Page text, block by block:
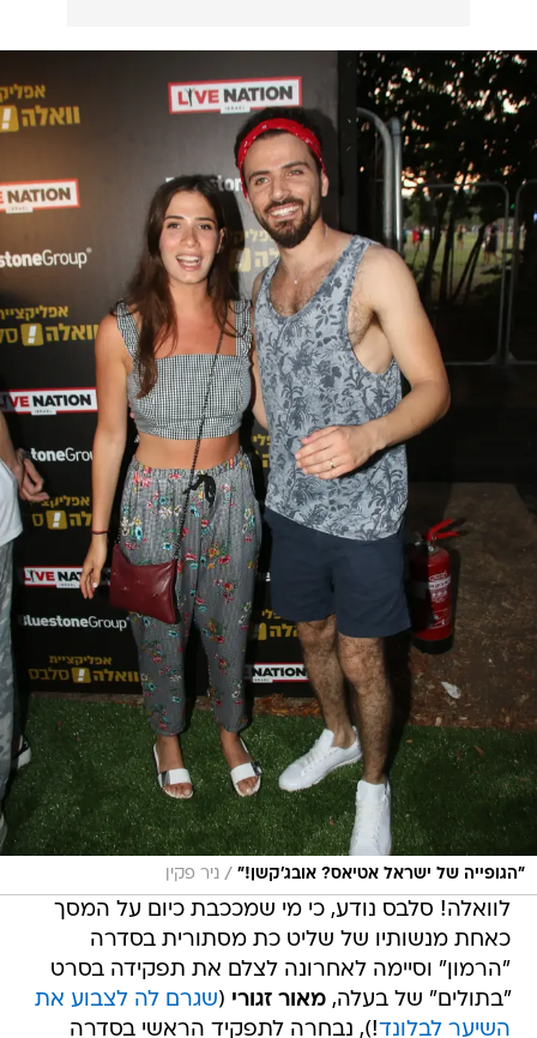
"הגופייה של ישראל אטיאס? אובג'קשן!" / ניר פקין
לוואלה! סלבס נודע, כי מי שמככבת כיום על המסך
כאחת מנשותיו של שליט כת מסתורית בסדרה
"הרמון" וסיימה לאחרונה לצלם את תפקידה בסרט
"בתולים" של בעלה,מאור זגורי (שגרם לה לצבוע את
השיער לבלונד!), נבחרה לתפקיד הראשי בסדרה